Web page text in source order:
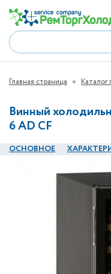
Главная страница Каталог
Винный
6 AD CF
ОСНОВНОЕ